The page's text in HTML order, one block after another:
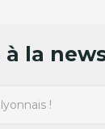
à la